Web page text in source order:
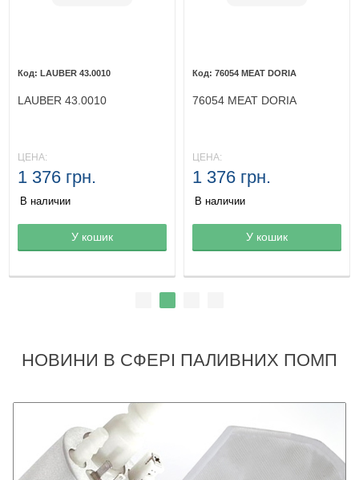
Товар в корзине
LAUBER 43.0010
LAUBER 43.0010
ЦЕНА:
1 376 грн.
В наличии
У кошик Товар в корзине
76054 MEAT DORIA
76054 MEAT DORIA
ЦЕНА:
1 376 грн.
В наличии
У кошик
НОВИНИ В СФЕРІ ПАЛИВНИХ ПОМП